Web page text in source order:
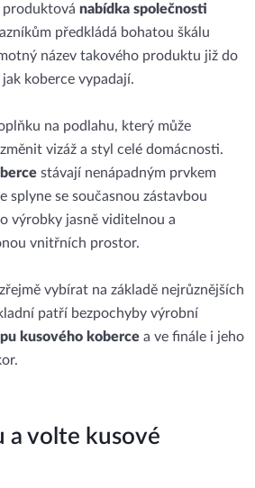
produktová nabídka společnosti
předkládá bohatou škálu
název takového produktu již do
koberce vypadají.
na podlahu, který může
vizáž a styl celé domácnosti.
stávají nenápadným prvkem
splyne se současnou zástavbou
výrobky jasně viditelnou a
vnitřních prostor.
vybírat na základě nejrůznějších
patří bezpochyby výrobní
kusového kobercea ve finále i jeho
a volte kusové